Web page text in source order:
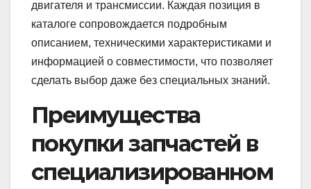
двигателя и трансмиссии. Каждая позиция в
каталоге сопровождается подробным
описанием, техническими характеристиками и
информацией о совместимости, что позволяет
сделать выбор даже без специальных знаний.
Преимущества
покупки запчастей в
специализированном